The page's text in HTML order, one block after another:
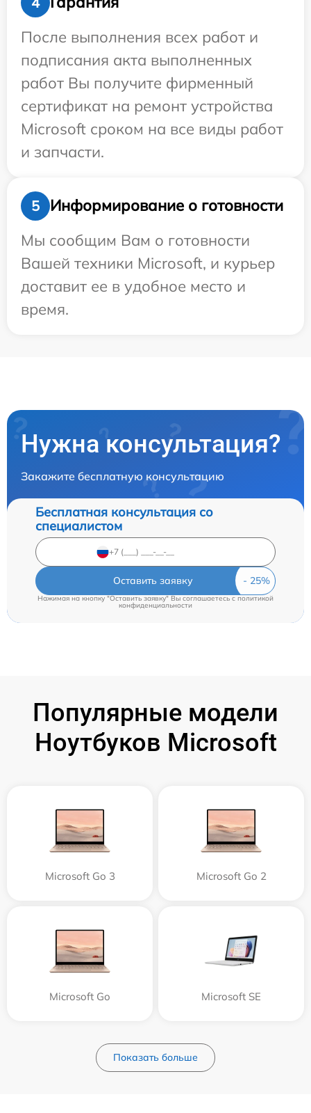
После выполнения всех работ и
подписания акта выполненных
работ Вы получите фирменный
сертификат на ремонт устройства
Microsoft сроком на все виды работ
и запчасти.
5
Информирование о готовности
Мы сообщим Вам о готовности
Вашей техники Microsoft, и курьер
доставит ее в удобное место и
время.
Нужна консультация?
Закажите бесплатную консультацию
Бесплатная консультация со
специалистом
Оставить заявку
Нажимая на кнопку "Оставить заявку" Вы соглашаетесь cполитикой
конфиденциальности
Популярные модели
Ноутбуков Microsoft
Microsoft Go 3 Microsoft Go 2
Microsoft Go Microsoft SE
Показать больше